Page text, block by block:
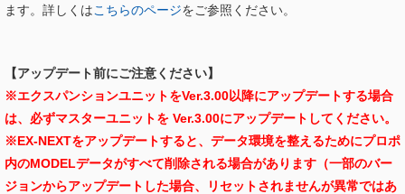
ます。詳しくはこちらのページをご参照ください。
【アップデート前にご注意ください】
※エクスパンションユニットをVer.3.00以降にアップデートする場合
は、必ずマスターユニットを Ver.3.00にアップデートしてください。
※EX-NEXTをアップデートすると、データ環境を整えるためにプロポ
内のMODELデータがすべて削除される場合があります（一部のバー
ジョンからアップデートした場合、リセットされませんが異常ではあ